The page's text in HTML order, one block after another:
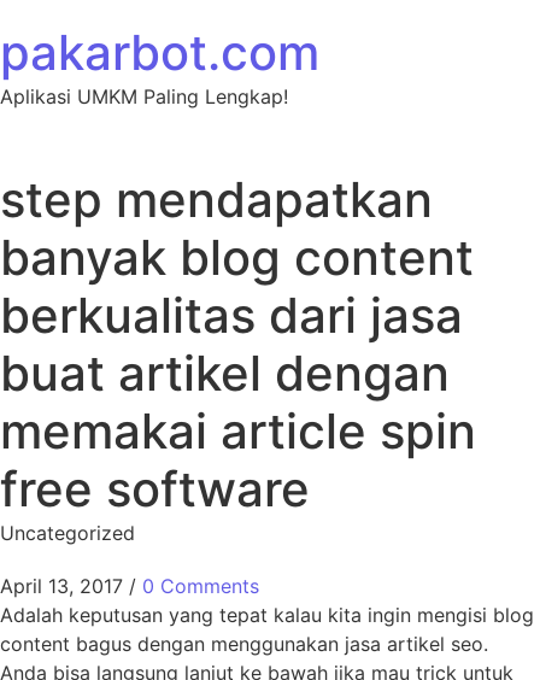
pakarbot.com
Aplikasi UMKM Paling Lengkap!
step mendapatkan
banyak blog content
berkualitas dari jasa
buat artikel dengan
memakai article spin
free software
Uncategorized
April 13, 2017 / 0 Comments
Adalah keputusan yang tepat kalau kita ingin mengisi blog
content bagus dengan menggunakan jasa artikel seo.
Anda bisa langsung lanjut ke bawah jika mau trick untuk